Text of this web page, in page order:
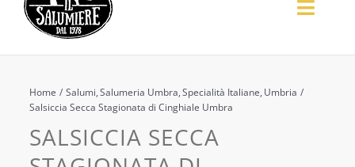
Toggle
FORMAGGI
VINO
Home Salumi Salumeria Umbra Specialità Italiane Umbria
Salsiccia Secca Stagionata di Cinghiale Umbra
SALSICCIA SECCA